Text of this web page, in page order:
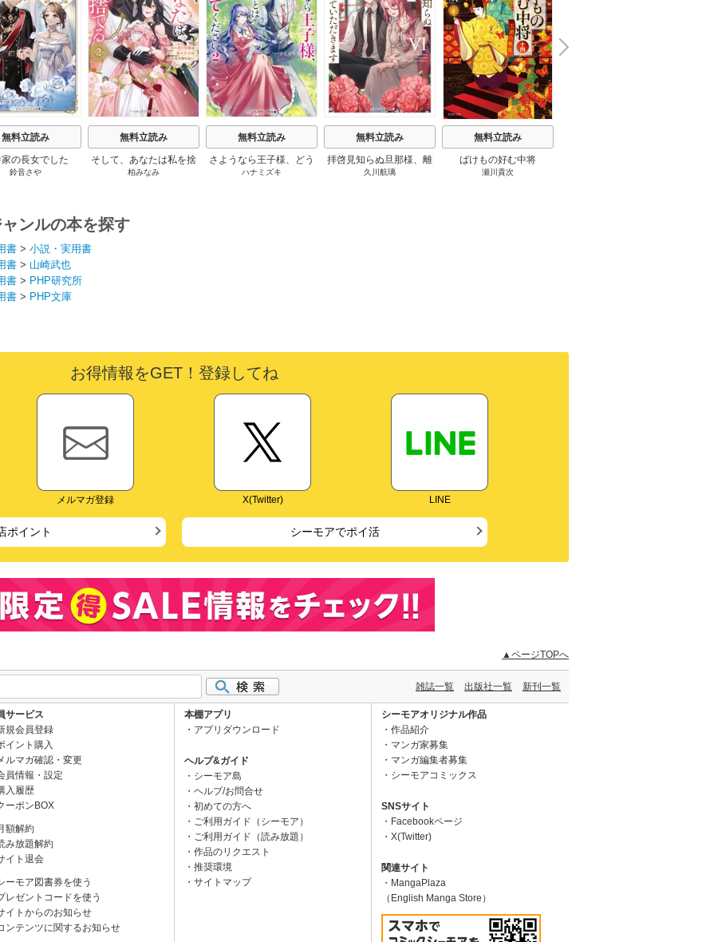
無料立読み
の長女でした
鈴音さや
無料立読み
そして、あなたは私を捨
てる
柏みなみ
無料立読み
さようなら王子様、どう
か私のことは忘れてくだ
ハナミズキ
無料立読み
拝啓見知らぬ旦那様、離
婚していただきます
久川航璃
無料立読み
ばけもの好む中将
瀬川貴次
N
e
x
t
ャンルの本を探す
書 > 小説・実用書
書 > 山崎武也
書 > PHP研究所
書 > PHP文庫
お得情報をGET！登録してね
メルマガ登録 X(Twitter) LINE
ポイント シーモアでポイ活
▲ページTOPへ
雑誌一覧 出版社一覧 新刊一覧
サービス
規会員登録
イント購入
ルマガ確認・変更
員情報・設定
入履歴
ーポンBOX
額解約
み放題解約
イト退会
ーモア図書券を使う
レゼントコードを使う
イトからのお知らせ
ンテンツに関するお知らせ
本棚アプリ
アプリダウンロード
ヘルプ&ガイド
シーモア島
ヘルプ/お問合せ
初めての方へ
ご利用ガイド（シーモア）
ご利用ガイド（読み放題）
作品のリクエスト
推奨環境
サイトマップ
シーモアオリジナル作品
作品紹介
マンガ家募集
マンガ編集者募集
シーモアコミックス
SNSサイト
Facebookページ
X(Twitter)
関連サイト
MangaPlaza
（English Manga Store）